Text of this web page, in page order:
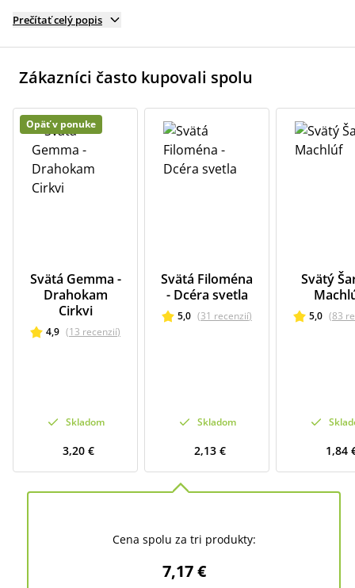
Prečítať celý popis
Zákazníci často kupovali spolu
Opäť v ponuke
Svätá Gemma -
Drahokam
Cirkvi
4,9 (13 recenzií)
Skladom
3,20 €
Svätá Filoména
- Dcéra svetla
5,0 (31 recenzií)
Skladom
2,13 €
Svätý
5,0 (83
1,84
Cena spolu za tri produkty:
7,17 €